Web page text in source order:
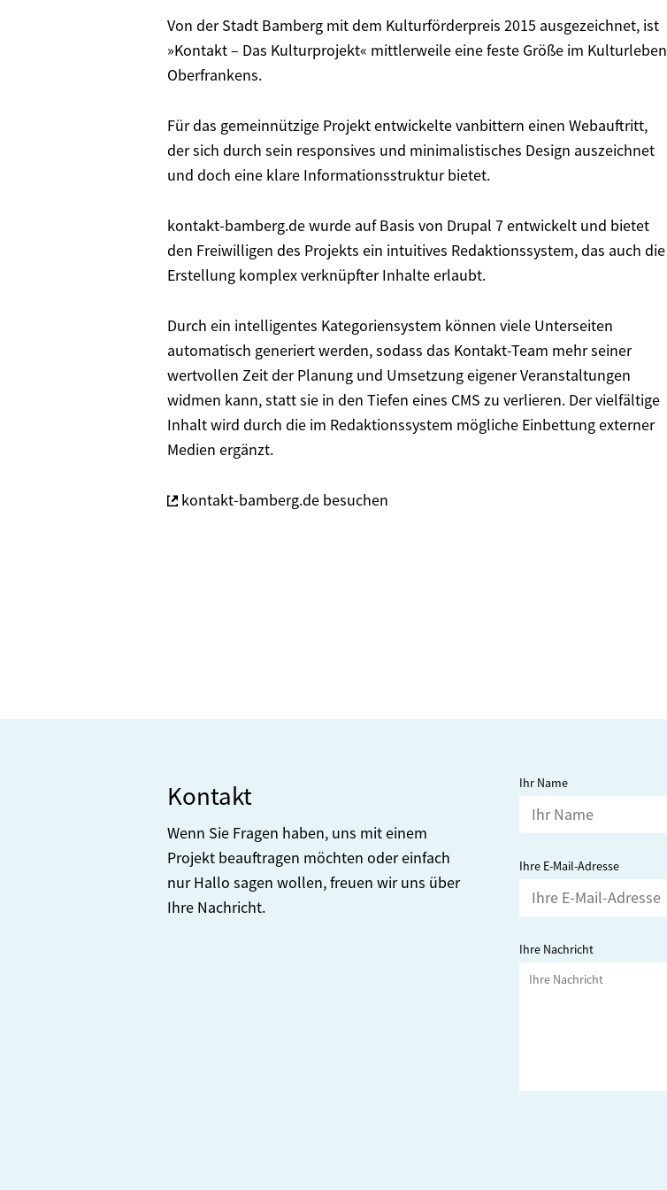
Von der Stadt Bamberg mit dem Kulturförderpreis 2015 ausgezeichnet, ist
»Kontakt – Das Kulturprojekt« mittlerweile eine feste Größe im Kulturleben
Oberfrankens.
Für das gemeinnützige Projekt entwickelte vanbittern einen Webauftritt,
der sich durch sein responsives und minimalistisches Design auszeichnet
und doch eine klare Informationsstruktur bietet.
kontakt-bamberg.de wurde auf Basis von Drupal 7 entwickelt und bietet
den Freiwilligen des Projekts ein intuitives Redaktionssystem, das auch die
Erstellung komplex verknüpfter Inhalte erlaubt.
Durch ein intelligentes Kategoriensystem können viele Unterseiten
automatisch generiert werden, sodass das Kontakt-Team mehr seiner
wertvollen Zeit der Planung und Umsetzung eigener Veranstaltungen
widmen kann, statt sie in den Tiefen eines CMS zu verlieren. Der vielfältige
Inhalt wird durch die im Redaktionssystem mögliche Einbettung externer
Medien ergänzt.
kontakt-bamberg.de besuchen
Kontakt
Wenn Sie Fragen haben, uns mit einem
Projekt beauftragen möchten oder einfach
nur Hallo sagen wollen, freuen wir uns über
Ihre Nachricht.
Ihr Name
Ihre E-Mail-Adresse
Ihre Nachricht